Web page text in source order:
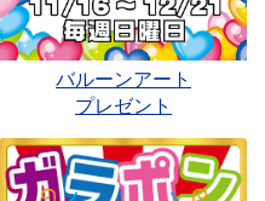
バルーンアート
プレゼント